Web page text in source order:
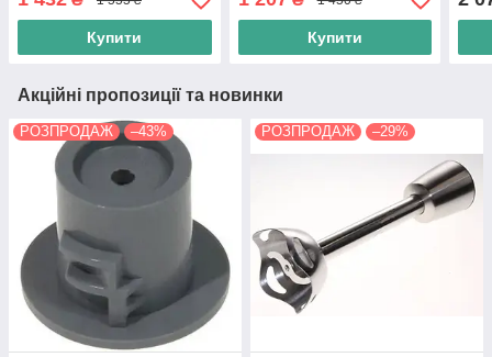
Купити
4191 4165 4199
Купити
Акційні пропозиції та новинки
РОЗПРОДАЖ –43% РОЗПРОДАЖ –29%